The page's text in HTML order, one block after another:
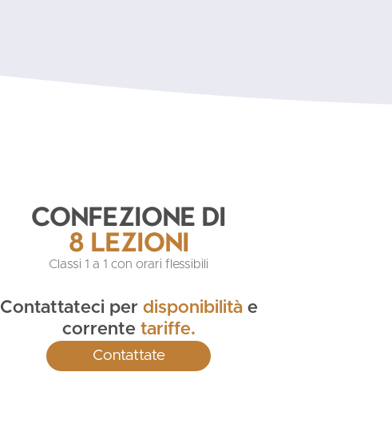
Confezione di
8 Lezioni
Classi 1 a 1 con orari flessibili
Contattateci per disponibilitàe
corrente tariffe.
Contattate